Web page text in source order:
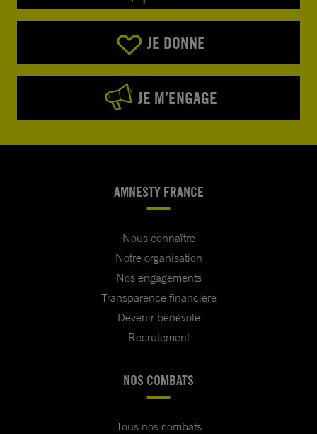
JE DONNE
JE M’ENGAGE
AMNESTY FRANCE
Nous connaître
Notre organisation
Nos engagements
Transparence financière
Devenir bénévole
Recrutement
NOS COMBATS
Tous nos combats